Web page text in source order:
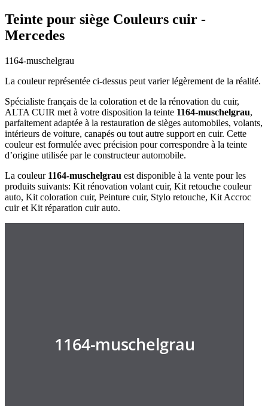
Teinte pour siège Couleurs cuir -
Mercedes
1164-muschelgrau
La couleur représentée ci-dessus peut varier légèrement de la réalité.
Spécialiste français de la coloration et de la rénovation du cuir,
ALTA CUIR met à votre disposition la teinte 1164-muschelgrau,
parfaitement adaptée à la restauration de sièges automobiles, volants,
intérieurs de voiture, canapés ou tout autre support en cuir. Cette
couleur est formulée avec précision pour correspondre à la teinte
d’origine utilisée par le constructeur automobile.
La couleur 1164-muschelgrau est disponible à la vente pour les
produits suivants: Kit rénovation volant cuir, Kit retouche couleur
auto, Kit coloration cuir, Peinture cuir, Stylo retouche, Kit Accroc
cuir et Kit réparation cuir auto.